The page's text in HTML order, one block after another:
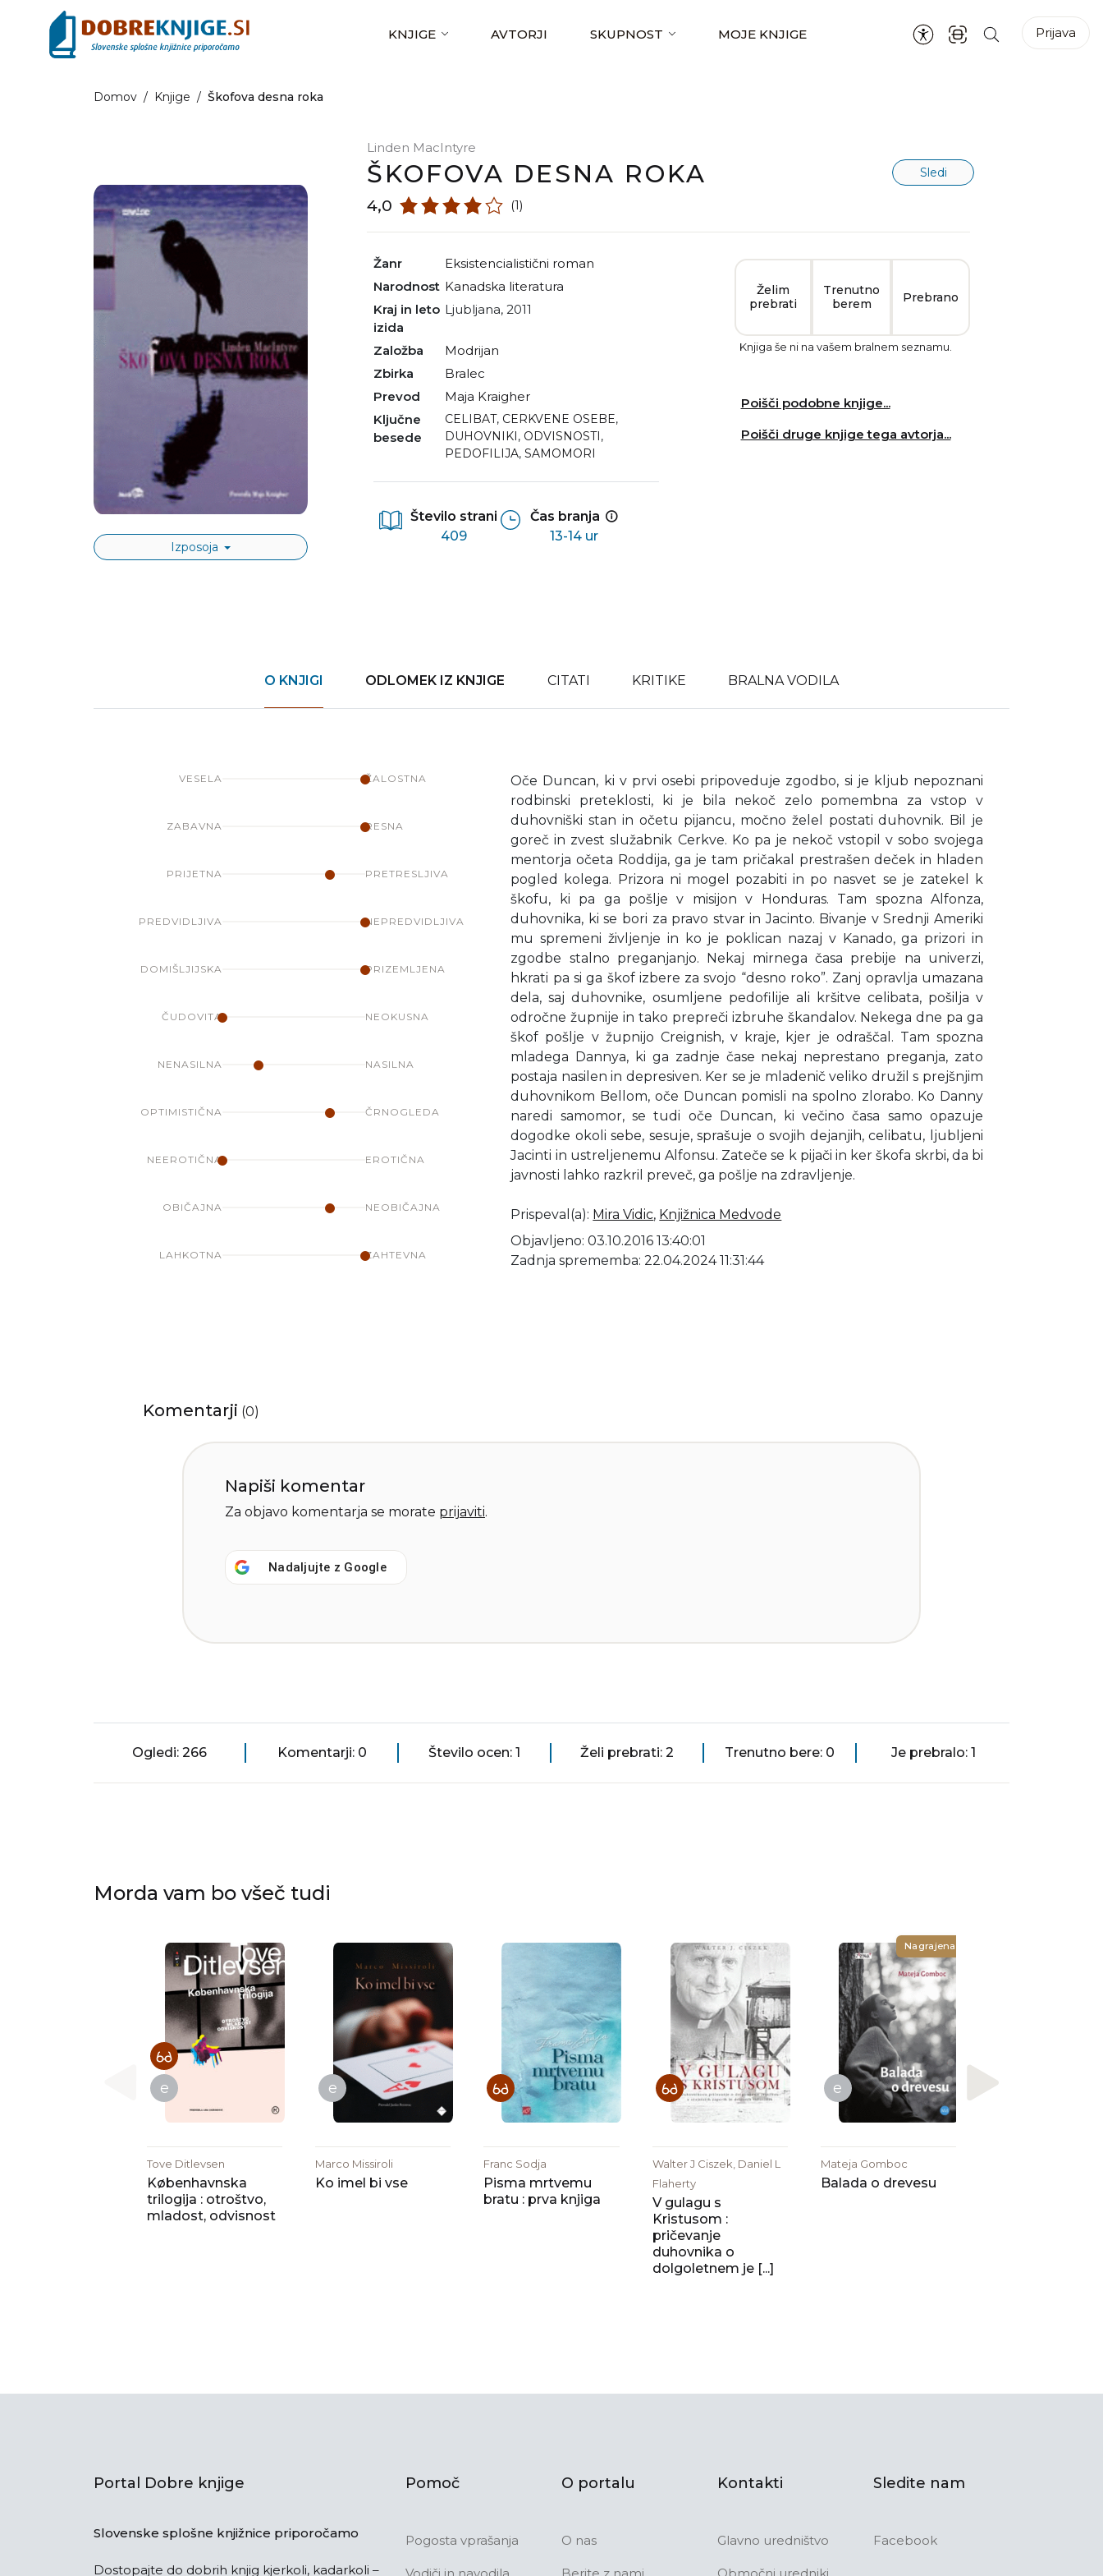
KNJIGE AVTORJI SKUPNOST MOJE KNJIGE Prijava
Domov / Knjige / Škofova desna roka
Izposoja
Linden MacIntyre
ŠKOFOVA DESNA ROKA Sledi
4,0 (1)
Žanr
eksistencialistični roman
Narodnost
kanadska literatura
Kraj in leto
izida
Ljubljana, 2011
Založba
Modrijan
Zbirka
Bralec
Prevod
Maja Kraigher
Ključne
besede
CELIBAT, CERKVENE OSEBE,
DUHOVNIKI, ODVISNOSTI,
PEDOFILIJA, SAMOMORI
Število strani
409
Čas branja
13-14 ur
Želim
prebrati
Trenutno
berem
Prebrano
Knjiga še ni na vašem bralnem seznamu.
Poišči podobne knjige...
Poišči druge knjige tega avtorja...
O KNJIGI ODLOMEK IZ KNJIGE CITATI KRITIKE BRALNA VODILA
VESELA ŽALOSTNA
ZABAVNA RESNA
PRIJETNA PRETRESLJIVA
PREDVIDLJIVA NEPREDVIDLJIVA
DOMIŠLJIJSKA PRIZEMLJENA
ČUDOVITA NEOKUSNA
NENASILNA NASILNA
OPTIMISTIČNA ČRNOGLEDA
NEEROTIČNA EROTIČNA
OBIČAJNA NEOBIČAJNA
LAHKOTNA ZAHTEVNA
Oče Duncan, ki v prvi osebi pripoveduje zgodbo, si je kljub nepoznani
rodbinski preteklosti, ki je bila nekoč zelo pomembna za vstop v
duhovniški stan in očetu pijancu, močno želel postati duhovnik. Bil je
goreč in zvest služabnik Cerkve. Ko pa je nekoč vstopil v sobo svojega
mentorja očeta Roddija, ga je tam pričakal prestrašen deček in hladen
pogled kolega. Prizora ni mogel pozabiti in po nasvet se je zatekel k
škofu, ki pa ga pošlje v misijon v Honduras. Tam spozna Alfonza,
duhovnika, ki se bori za pravo stvar in Jacinto. Bivanje v Srednji Ameriki
mu spremeni življenje in ko je poklican nazaj v Kanado, ga prizori in
zgodbe stalno preganjanjo. Nekaj mirnega časa prebije na univerzi,
hkrati pa si ga škof izbere za svojo “desno roko”. Zanj opravlja umazana
dela, saj duhovnike, osumljene pedofilije ali kršitve celibata, pošilja v
odročne župnije in tako prepreči izbruhe škandalov. Nekega dne pa ga
škof pošlje v župnijo Creignish, v kraje, kjer je odraščal. Tam spozna
mladega Dannya, ki ga zadnje čase nekaj neprestano preganja, zato
postaja nasilen in depresiven. Ker se je mladenič veliko družil s prejšnjim
duhovnikom Bellom, oče Duncan pomisli na spolno zlorabo. Ko Danny
naredi samomor, se tudi oče Duncan, ki večino časa samo opazuje
dogodke okoli sebe, sesuje, sprašuje o svojih dejanjih, celibatu, ljubljeni
Jacinti in ustreljenemu Alfonsu. Zateče se k pijači in ker škofa skrbi, da bi
javnosti lahko razkril preveč, ga pošlje na zdravljenje.
Prispeval(a): Mira Vidic, Knjižnica Medvode
Objavljeno: 03.10.2016 13:40:01
Zadnja sprememba: 22.04.2024 11:31:44
Komentarji (0)
Napiši komentar
Za objavo komentarja se morate prijaviti.
Nadaljujte z Google
Ogledi: 266 Komentarji: 0 Število ocen: 1 Želi prebrati: 2 Trenutno bere: 0 Je prebralo: 1
Morda vam bo všeč tudi
e
Tove Ditlevsen
Københavnska
trilogija : otroštvo,
mladost, odvisnost
e
Marco Missiroli
Ko imel bi vse
Franc Sodja
Pisma mrtvemu
bratu : prva knjiga
Walter J Ciszek, Daniel L
Flaherty
V gulagu s
Kristusom :
pričevanje
duhovnika o
dolgoletnem je [...]
Nagrajena
e
Mateja Gomboc
Balada o drevesu
Portal Dobre knjige
Slovenske splošne knjižnice priporočamo
Dostopajte do dobrih knjig kjerkoli, kadarkoli –
Pomoč
Pogosta vprašanja
O portalu
O nas
Kontakti
Glavno uredništvo
Sledite nam
Facebook